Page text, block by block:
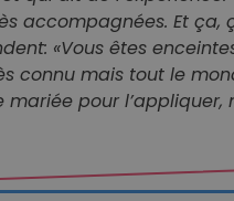
accompagnées. Et ça,
«Vous êtes
connu mais tout le
pour l’appliquer,